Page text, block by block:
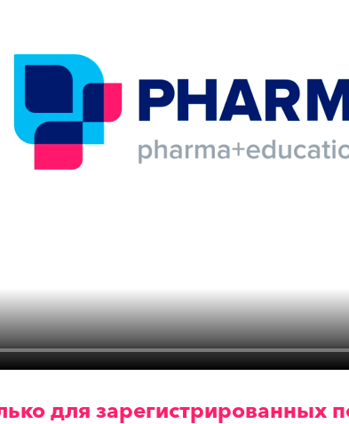
для зарегистрированных